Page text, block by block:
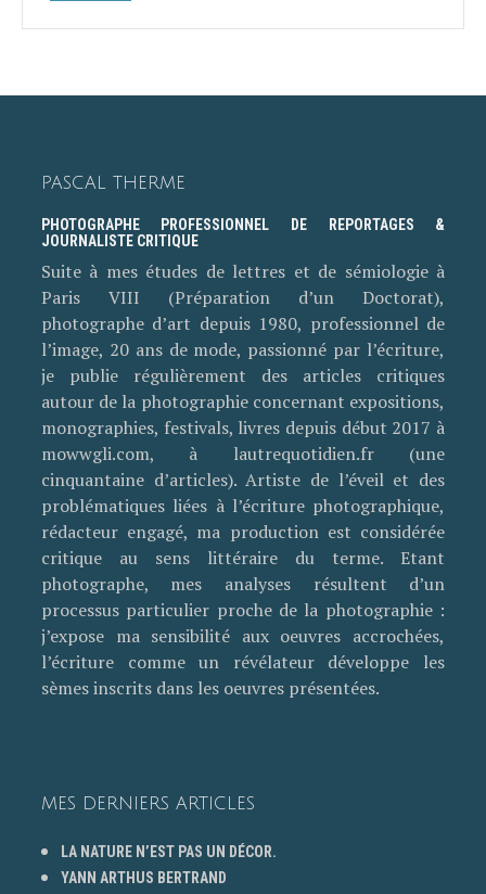
PASCAL THERME
PHOTOGRAPHE PROFESSIONNEL DE REPORTAGES &
JOURNALISTE CRITIQUE
Suite à mes études de lettres et de sémiologie à
Paris VIII (Préparation d’un Doctorat),
photographe d’art depuis 1980, professionnel de
l’image, 20 ans de mode, passionné par l’écriture,
je publie régulièrement des articles critiques
autour de la photographie concernant expositions,
monographies, festivals, livres depuis début 2017 à
mowwgli.com, à lautrequotidien.fr (une
cinquantaine d’articles). Artiste de l’éveil et des
problématiques liées à l’écriture photographique,
rédacteur engagé, ma production est considérée
critique au sens littéraire du terme. Etant
photographe, mes analyses résultent d’un
processus particulier proche de la photographie :
j’expose ma sensibilité aux oeuvres accrochées,
l’écriture comme un révélateur développe les
sèmes inscrits dans les oeuvres présentées.
MES DERNIERS ARTICLES
LA NATURE N’EST PAS UN DÉCOR.
YANN ARTHUS BERTRAND